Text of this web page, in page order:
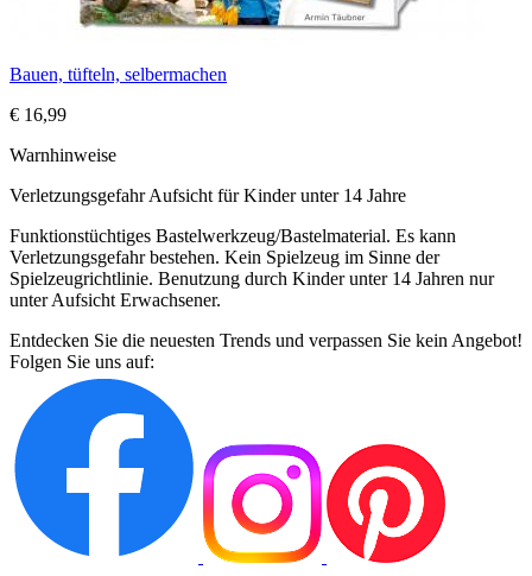
Bauen, tüfteln, selbermachen
€ 16,99
Warnhinweise
Verletzungsgefahr Aufsicht für Kinder unter 14 Jahre
Funktionstüchtiges Bastelwerkzeug/Bastelmaterial. Es kann
Verletzungsgefahr bestehen. Kein Spielzeug im Sinne der
Spielzeugrichtlinie. Benutzung durch Kinder unter 14 Jahren nur
unter Aufsicht Erwachsener.
Entdecken Sie die neuesten Trends und verpassen Sie kein Angebot!
Folgen Sie uns auf: